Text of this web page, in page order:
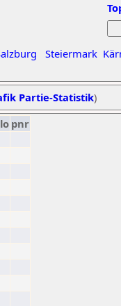
Steiermark
Partie-Statistik)
pnr